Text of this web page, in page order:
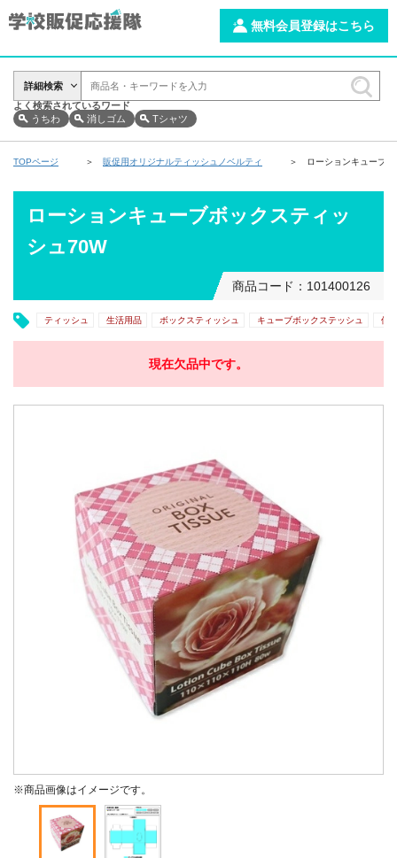
無料会員登録はこちら
詳細検索
よく検索されているワード
うちわ
消しゴム Tシャツ
TOPページ 販促用オリジナルティッシュノベルティ ローションキューブ
ローションキューブボックスティッ
シュ70W
商品コード：101400126
ティッシュ 生活用品 ボックスティッシュ キューブボックステッシュ 保
現在欠品中です。
※商品画像はイメージです。